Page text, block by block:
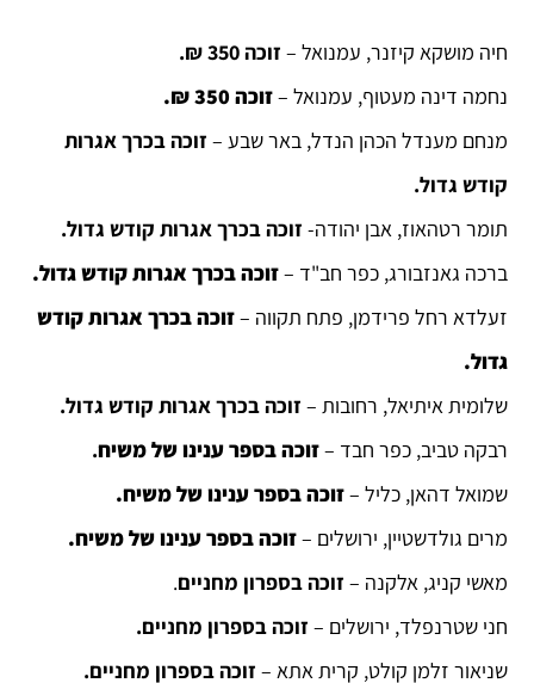
חיה מושקא קיזנר, עמנואל – זוכה 350 ₪.
נחמה דינה מעטוף, עמנואל –זוכה 350 ₪.
מנחם מענדל הכהן הנדל, באר שבע – זוכה בכרך אגרות
קודש גדול.
תומר רטהאוז, אבן יהודה- זוכה בכרך אגרות קודש גדול.
ברכה גאנזבורג, כפר חב"ד –זוכה בכרך אגרות קודש גדול.
זעלדא רחל פרידמן, פתח תקווה –זוכה בכרך אגרות קודש
גדול.
שלומית איתיאל, רחובות – זוכה בכרך אגרות קודש גדול.
רבקה טביב, כפר חבד –זוכה בספר ענינו של משיח.
שמואל דהאן, כליל –זוכה בספר ענינו של משיח.
מרים גולדשטיין, ירושלים –זוכה בספר ענינו של משיח.
מאשי קניג, אלקנה – זוכה בספרון מחניים.
חני שטרנפלד, ירושלים – זוכה בספרון מחניים.
שניאור זלמן קולט, קרית אתא – זוכה בספרון מחניים.